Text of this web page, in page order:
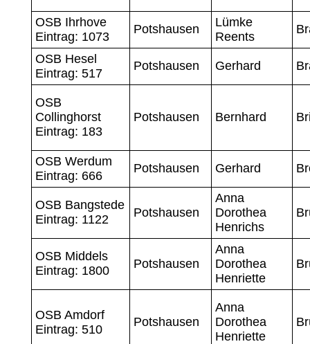
OSB Ihrhove
Eintrag: 1073
Potshausen
Lümke
Reents
OSB Hesel
Eintrag: 517
Potshausen Gerhard
OSB
Collinghorst
Eintrag: 183
Potshausen Bernhard
OSB Werdum
Eintrag: 666
Potshausen Gerhard
OSB Bangstede
Eintrag: 1122
Potshausen
Anna
Dorothea
Henrichs
OSB Middels
Eintrag: 1800
Potshausen
Anna
Dorothea
Henriette
OSB Amdorf
Eintrag: 510
Potshausen
Anna
Dorothea
Henriette